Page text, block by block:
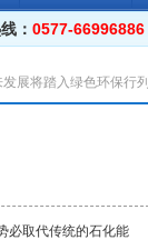
： 0577-66996886
展将踏入绿色环保行列
必取代传统的石化能